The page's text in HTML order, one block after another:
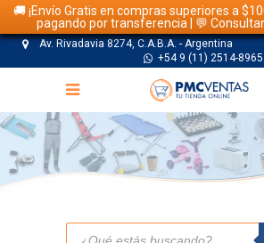
🚚 ¡Envío Gratis en compras superiores a
pagando por transferencia | 💬
Av. Rivadavia 8274, C.A.B.A. - Argentina
+54 9 (11) 2514-8965
TIENDA
Búsqueda